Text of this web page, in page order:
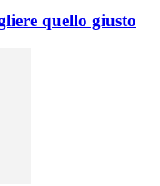
quello giusto